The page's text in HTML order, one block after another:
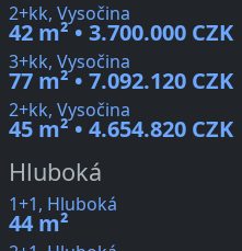
2+kk, Vysočina
42 m² • 3.700.000 CZK
3+kk, Vysočina
77 m² • 7.092.120 CZK
2+kk, Vysočina
45 m² • 4.654.820 CZK
Hluboká
1+1, Hluboká
44 m²